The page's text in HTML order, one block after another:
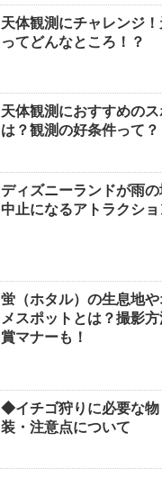
天体観測にチャレンジ
ってどんなところ！？
天体観測におすすめのス
は？観測の好条件って？
ディズニーランドが雨
中止になるアトラクショ
蛍（ホタル）の生息地や
メスポットとは？撮影
賞マナーも！
◆イチゴ狩りに必要な物
装・注意点について